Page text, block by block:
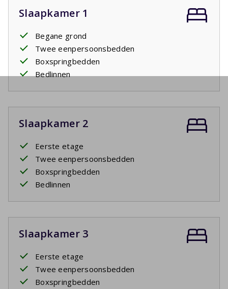
Slaapkamer 1
Begane grond
Twee eenpersoonsbedden
Boxspringbedden
Bedlinnen
Slaapkamer 2
Eerste etage
Twee eenpersoonsbedden
Boxspringbedden
Bedlinnen
Slaapkamer 3
Eerste etage
Twee eenpersoonsbedden
Boxspringbedden